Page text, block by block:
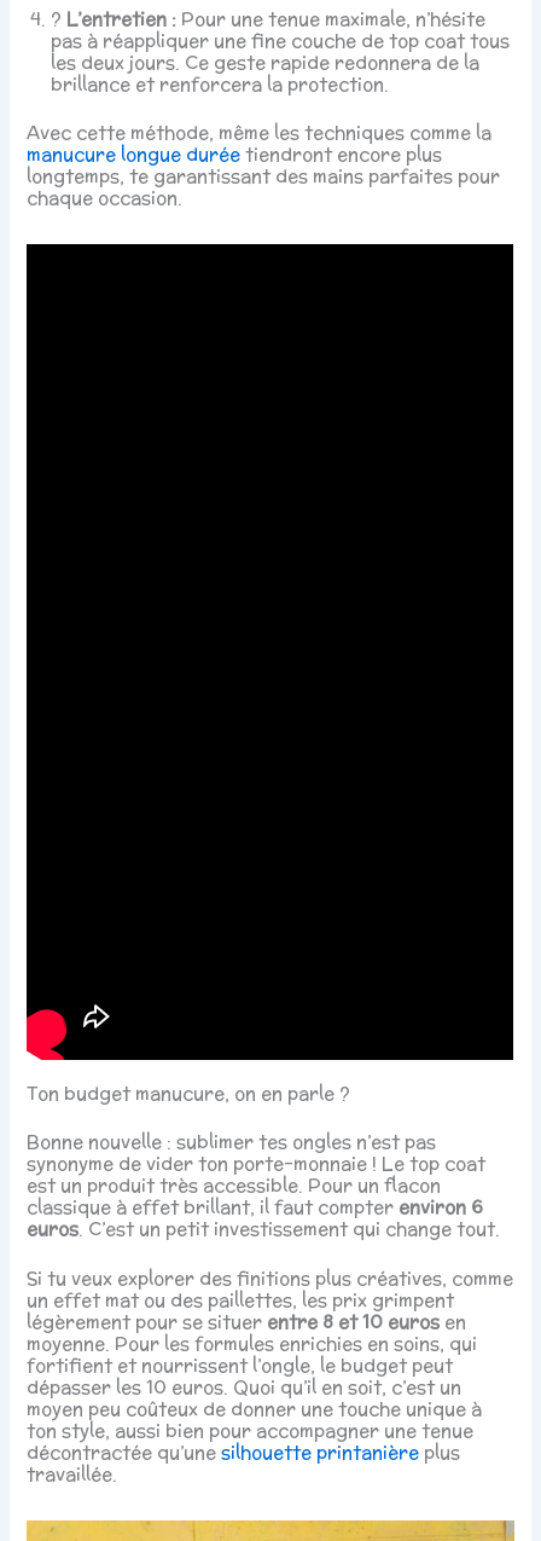
? L’entretien : Pour une tenue maximale, n’hésite
pas à réappliquer une fine couche de top coat tous
les deux jours. Ce geste rapide redonnera de la
brillance et renforcera la protection.
Avec cette méthode, même les techniques comme la
manucure longue duréetiendront encore plus
longtemps, te garantissant des mains parfaites pour
chaque occasion.
Ton budget manucure, on en parle ?
Bonne nouvelle : sublimer tes ongles n’est pas
synonyme de vider ton porte-monnaie ! Le top coat
est un produit très accessible. Pour un flacon
classique à effet brillant, il faut compter environ 6
euros. C’est un petit investissement qui change tout.
Si tu veux explorer des finitions plus créatives, comme
un effet mat ou des paillettes, les prix grimpent
légèrement pour se situer entre 8 et 10 euros en
moyenne. Pour les formules enrichies en soins, qui
fortifient et nourrissent l’ongle, le budget peut
dépasser les 10 euros. Quoi qu’il en soit, c’est un
moyen peu coûteux de donner une touche unique à
ton style, aussi bien pour accompagner une tenue
décontractée qu’unesilhouette printanière plus
travaillée.